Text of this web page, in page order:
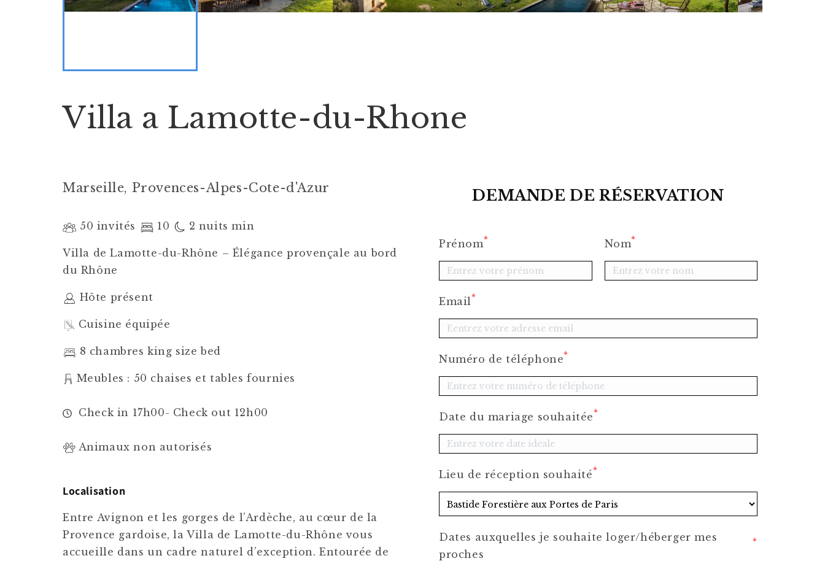
Villa a Lamotte-du-Rhone
Marseille, Provences-Alpes-Cote-d'Azur
50 invités 10 2 nuits min
Villa de Lamotte-du-Rhône – Élégance provençale au bord
du Rhône
Hôte présent
Cuisine équipée
8 chambres king size bed
Meubles : 50 chaises et tables fournies
Check in 17h00- Check out 12h00
Animaux non autorisés
Localisation
Entre Avignon et les gorges de l’Ardèche, au cœur de la
Provence gardoise, la Villa de Lamotte-du-Rhône vous
accueille dans un cadre naturel d’exception. Entourée de
DEMANDE DE RÉSERVATION
Prénom* Nom*
Email*
Numéro de téléphone*
Date du mariage souhaitée*
Lieu de réception souhaité*
Dates auxquelles je souhaite loger/héberger mes
proches
*